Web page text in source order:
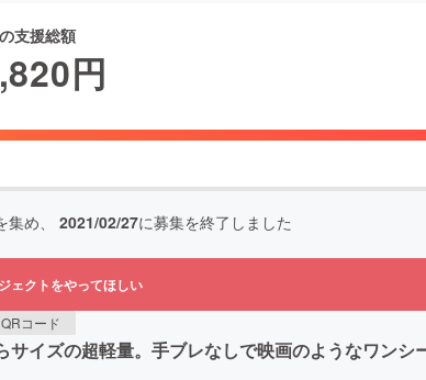
支援総額
円
集め、 2021/02/27に募集を終了しました
ェクトをやってほしい
QRコード
イズの超軽量。手ブレなしで映画のようなワンシ